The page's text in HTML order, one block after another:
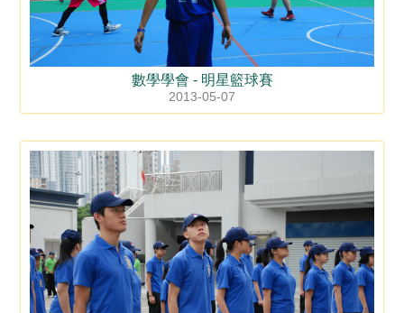
數學學會 - 明星籃球賽
2013-05-07